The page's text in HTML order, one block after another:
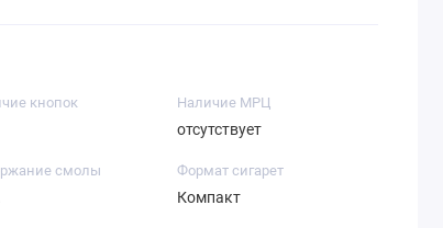
кнопок Наличие МРЦ
отсутствует
смолы Формат сигарет
Компакт